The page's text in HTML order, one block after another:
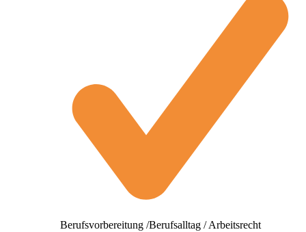
Berufsvorbereitung /Berufsalltag / Arbeitsrecht